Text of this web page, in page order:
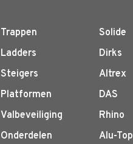
Trappen
Ladders
Steigers
Platformen
Valbeveiliging
Onderdelen
Solide
Dirks
Altrex
DAS
Rhino
Alu-Top